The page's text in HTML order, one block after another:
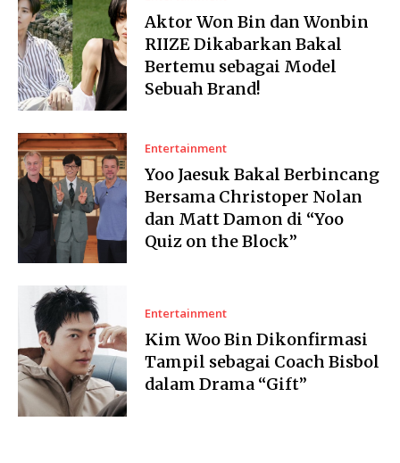
Aktor Won Bin dan Wonbin
RIIZE Dikabarkan Bakal
Bertemu sebagai Model
Sebuah Brand!
Entertainment
Yoo Jaesuk Bakal Berbincang
Bersama Christoper Nolan
dan Matt Damon di “Yoo
Quiz on the Block”
Entertainment
Kim Woo Bin Dikonfirmasi
Tampil sebagai Coach Bisbol
dalam Drama “Gift”